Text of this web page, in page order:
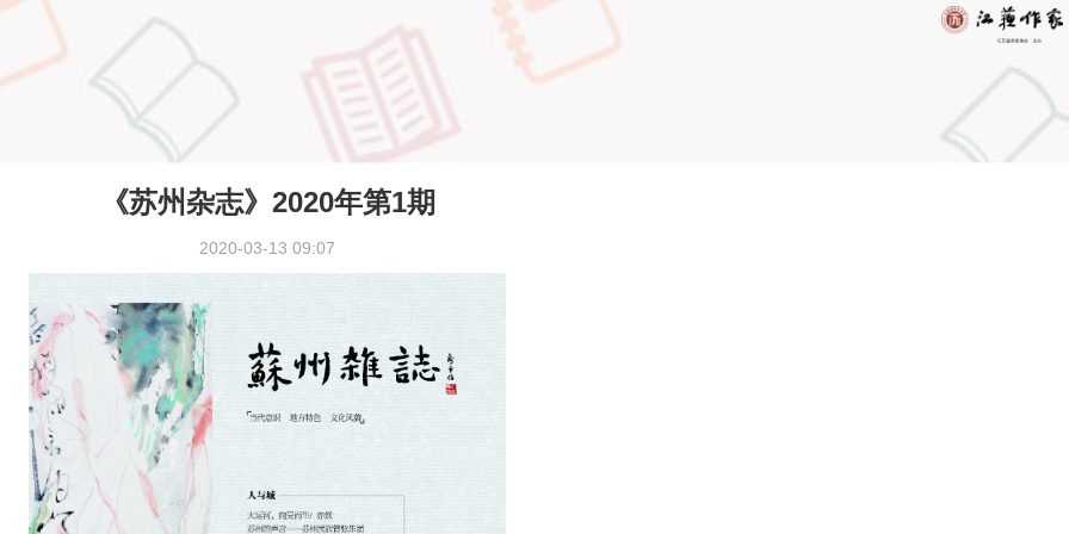
《苏州杂志》2020年第1期
2020-03-13 09:07